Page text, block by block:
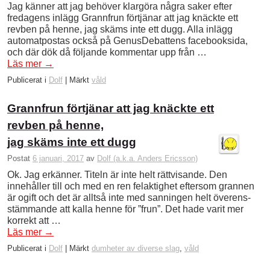
Jag känner att jag behöver klargöra några saker efter
fredagens inlägg Grannfrun förtjänar att jag knäckte ett
revben på henne, jag skäms inte ett dugg. Alla inlägg
automatpostas också på GenusDebattens facebooksida,
och där dök då följande kommentar upp från …
Läs mer →
Publicerat i Dolf Märkt våld
Grannfrun förtjänar att jag knäckte ett
revben på henne,
jag skäms inte ett dugg
Postat 6 januari, 2017 av Dolf (a.k.a. Anders Ericsson)
Ok. Jag erkänner. Titeln är inte helt rättvisande. Den
innehåller till och med en ren felaktighet eftersom grannen
är ogift och det är alltså inte med sanningen helt överens­
stämmande att kalla henne för ”frun”. Det hade varit mer
korrekt att …
Läs mer →
Publicerat i Dolf Märkt dumheter av diverse slag, våld